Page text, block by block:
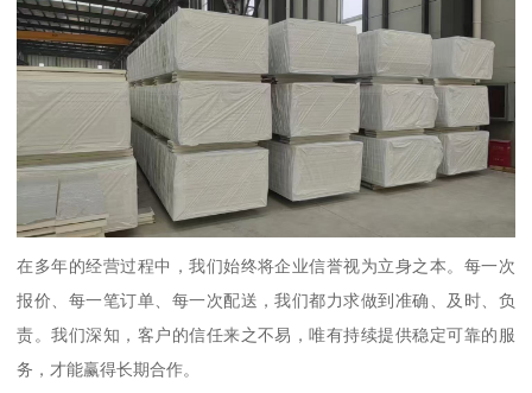
在多年的经营过程中，我们始终将企业信誉视为立身之本。每一次
报价、每一笔订单、每一次配送，我们都力求做到准确、及时、负
责。我们深知，客户的信任来之不易，唯有持续提供稳定可靠的服
务，才能赢得长期合作。